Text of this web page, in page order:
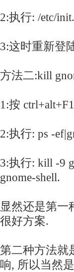
2:执行: /etc/
3:这时重新登
方法二:kill
1:按
2:执行: ps -
3:执行: kill -9
gnome-shell.
显然还是第一
很好方案.
第二种方法就
响, 所以当然